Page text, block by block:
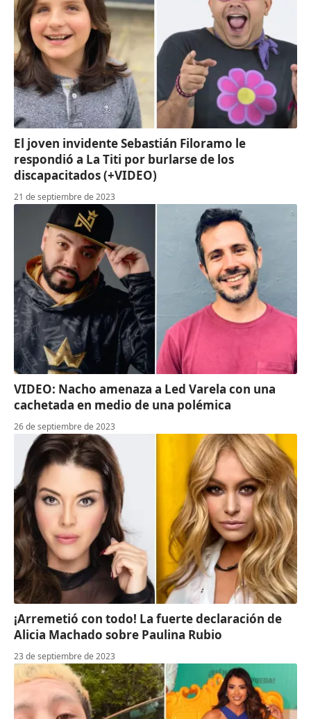
El joven invidente Sebastián Filoramo le
respondió a La Titi por burlarse de los
discapacitados (+VIDEO)
21 de septiembre de 2023
VIDEO: Nacho amenaza a Led Varela con una
cachetada en medio de una polémica
26 de septiembre de 2023
¡Arremetió con todo! La fuerte declaración de
Alicia Machado sobre Paulina Rubio
23 de septiembre de 2023